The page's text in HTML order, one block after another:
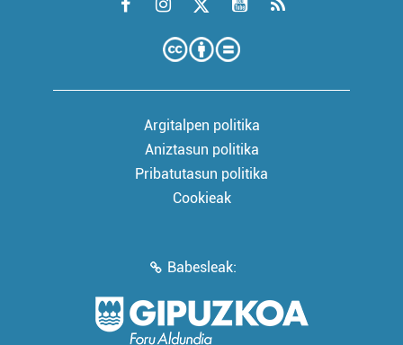
Argitalpen politika
Aniztasun politika
Pribatutasun politika
Cookieak
Babesleak: